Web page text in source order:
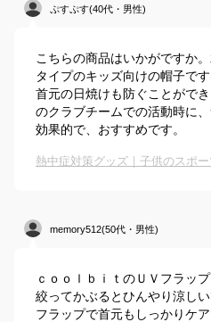
ぷすぷす(40代・男性)
こちらの商品はいかがですか
タイプのキッズ向けの帽子で
首元の日焼けも防ぐことがで
のクラブチームでの活動時に
効果的で、おすすめです。
memory512(50代・男性)
ｃｏｏｌｂｉｔのＵＶフラッ
絞ってかぶるとひんやり涼し
フラップで首元もしっかりケア